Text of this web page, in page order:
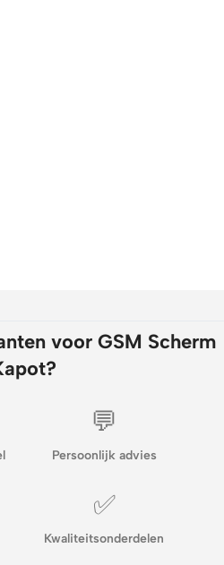
voor GSM Scherm
💬
Persoonlijk advies
✅
Kwaliteitsonderdelen